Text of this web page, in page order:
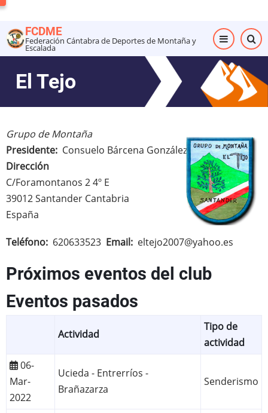
al
contenido
principal
FCDME
Federación Cántabra de Deportes de Montaña y
Escalada
El Tejo
Grupo de Montaña
Presidente Consuelo Bárcena González
Dirección
C/Foramontanos 2 4º E
39012Santander Cantabria
España
Teléfono 620633523 Email eltejo2007@yahoo.es
Próximos eventos del club
Eventos pasados
Actividad
Tipo de
actividad
06-
Mar-
2022
Ucieda - Entrerríos -
Brañazarza
Senderismo